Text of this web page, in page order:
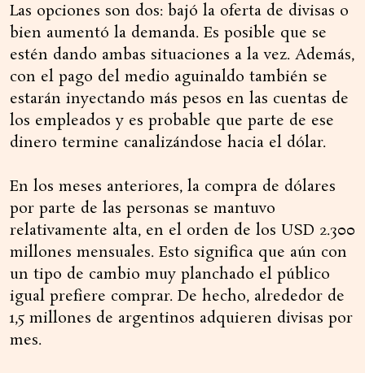
Las opciones son dos: bajó la oferta de divisas o
bien aumentó la demanda. Es posible que se
estén dando ambas situaciones a la vez. Además,
con el pago del medio aguinaldo también se
estarán inyectando más pesos en las cuentas de
los empleados y es probable que parte de ese
dinero termine canalizándose hacia el dólar.
En los meses anteriores, la compra de dólares
por parte de las personas se mantuvo
relativamente alta, en el orden de los USD 2.300
millones mensuales. Esto significa que aún con
un tipo de cambio muy planchado el público
igual prefiere comprar. De hecho, alrededor de
1,5 millones de argentinos adquieren divisas por
mes.